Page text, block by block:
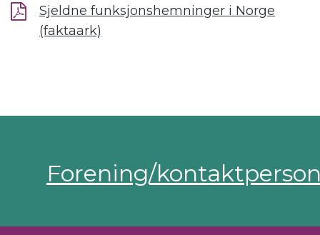
Sjeldne funksjonshemninger i Norge
(faktaark)
Forening/